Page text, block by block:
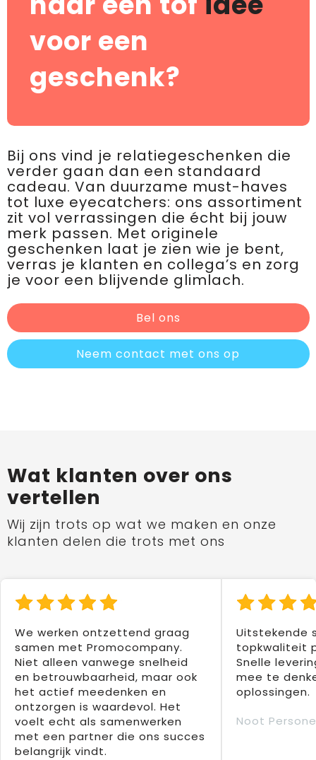
voor een
geschenk?
Bij ons vind je relatiegeschenken die
verder gaan dan een standaard
cadeau. Van duurzame must-haves
tot luxe eyecatchers: ons assortiment
zit vol verrassingen die écht bij jouw
merk passen. Met originele
geschenken laat je zien wie je bent,
verras je klanten en collega’s en zorg
je voor een blijvende glimlach.
Bel ons
Neem contact met ons op
Wat klanten over ons
vertellen
Wij zijn trots op wat we maken en onze
klanten delen die trots met ons
We werken ontzettend graag
samen met Promocompany.
Niet alleen vanwege snelheid
en betrouwbaarheid, maar ook
het actief meedenken en
ontzorgen is waardevol. Het
voelt echt als samenwerken
met een partner die ons succes
belangrijk vindt.
Uitstekende
topkwaliteit
Snelle
mee te
oplossingen.
Noot